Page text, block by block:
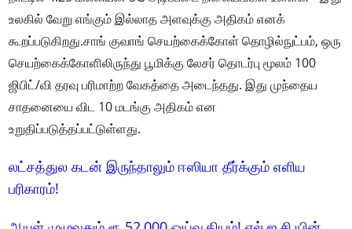
உலகில் வேறு எங்கும் இல்லாத அளவுக்கு அதிகம் எனக்
கூறப்படுகிறது.சாங் குவாங் செயற்கைக்கோள் தொழில்நுட்பம், ஒரு
செயற்கைக்கோளிலிருந்து பூமிக்கு லேசர் தொடர்பு மூலம் 100
ஜிபிட்/வி தரவு பரிமாற்ற வேகத்தை அடைந்தது. இது முந்தைய
சாதனையை விட 10 மடங்கு அதிகம் என
உறுதிப்படுத்தப்பட்டுள்ளது.
லட்சத்துல கடன் இருந்தாலும் ஈஸியா தீர்க்கும் எளிய
பரிகாரம்!